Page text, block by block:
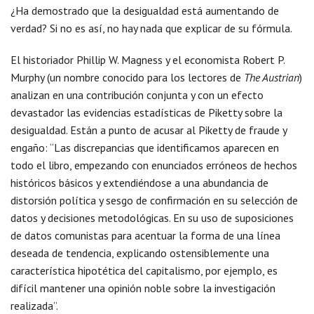
¿Ha demostrado que la desigualdad está aumentando de
verdad? Si no es así, no hay nada que explicar de su fórmula.
El historiador Phillip W. Magness y el economista Robert P.
Murphy (un nombre conocido para los lectores de The Austrian)
analizan en una contribución conjunta y con un efecto
devastador las evidencias estadísticas de Piketty sobre la
desigualdad. Están a punto de acusar al Piketty de fraude y
engaño: “Las discrepancias que identificamos aparecen en
todo el libro, empezando con enunciados erróneos de hechos
históricos básicos y extendiéndose a una abundancia de
distorsión política y sesgo de confirmación en su selección de
datos y decisiones metodológicas. En su uso de suposiciones
de datos comunistas para acentuar la forma de una línea
deseada de tendencia, explicando ostensiblemente una
característica hipotética del capitalismo, por ejemplo, es
difícil mantener una opinión noble sobre la investigación
realizada”.